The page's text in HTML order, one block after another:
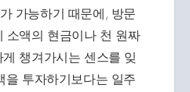
가능하기 때문에, 방문
소액의 현금이나 천 원짜
챙겨가시는 센스를 잊
을 투자하기보다는 일주